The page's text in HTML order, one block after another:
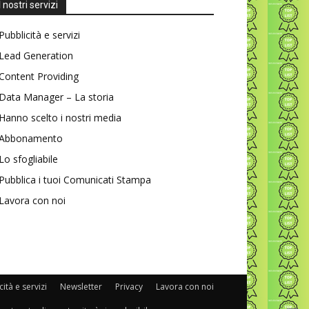
I nostri servizi
Pubblicità e servizi
Lead Generation
Providing
Data Manager – La storia
Hanno scelto i nostri media
Lo sfogliabile
Pubblica i tuoi Comunicati Stampa
Lavora con noi
e servizi Newsletter Privacy Lavora con noi